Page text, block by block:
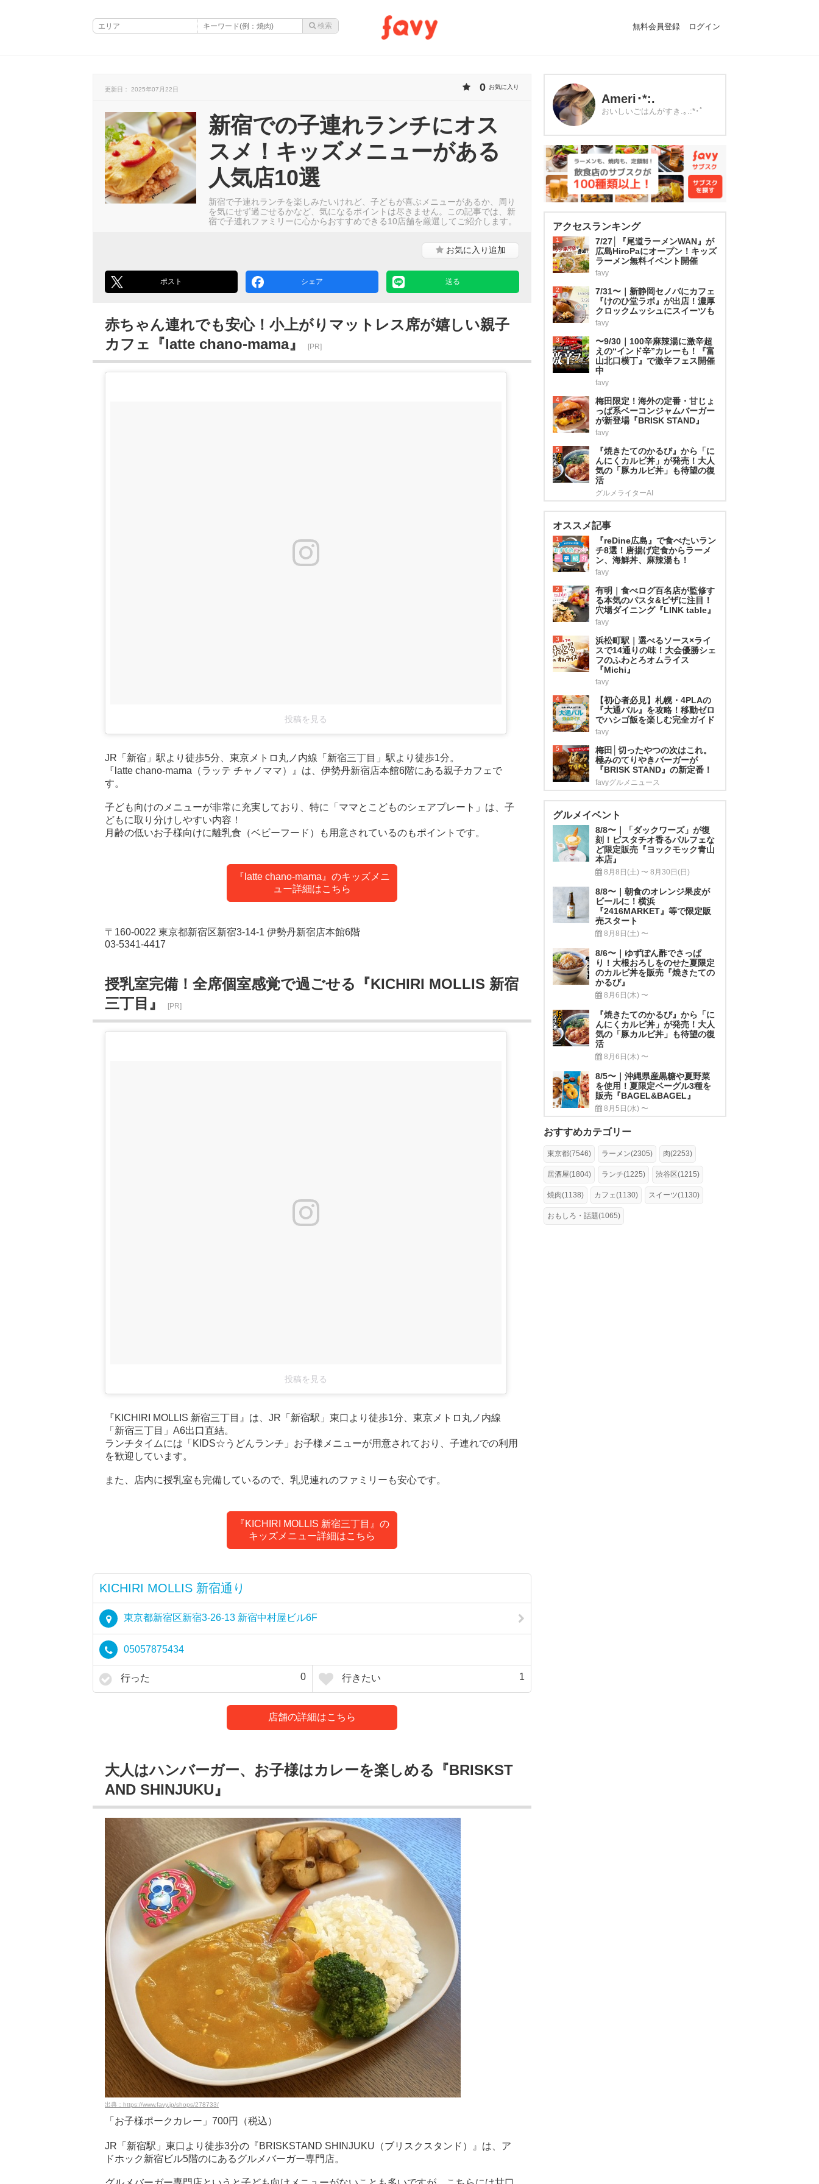
無料会員登録 ログイン
更新日： 2025年07月22日 0 お気に入り
新宿での子連れランチにオス
スメ！キッズメニューがある
人気店10選
新宿で子連れランチを楽しみたいけれど、子どもが喜ぶメニューがあるか、周り
を気にせず過ごせるかなど、気になるポイントは尽きません。この記事では、新
宿で子連れファミリーに心からおすすめできる10店舗を厳選してご紹介します。
お気に入り追加
ポスト シェア 送る
赤ちゃん連れでも安心！小上がりマットレス席が嬉しい親子
カフェ『latte chano-mama』
[PR]
投稿を見る
JR「新宿」駅より徒歩5分、東京メトロ丸ノ内線「新宿三丁目」駅より徒歩1分。
『latte chano-mama（ラッテ チャノママ）』は、伊勢丹新宿店本館6階にある親子カフェで
す。
子ども向けのメニューが非常に充実しており、特に「ママとこどものシェアプレート」は、子
どもに取り分けしやすい内容！
月齢の低いお子様向けに離乳食（ベビーフード）も用意されているのもポイントです。
『latte chano-mama』のキッズメニ
ュー詳細はこちら
〒160-0022 東京都新宿区新宿3-14-1 伊勢丹新宿店本館6階
03-5341-4417
授乳室完備！全席個室感覚で過ごせる『KICHIRI MOLLIS 新宿
三丁目』
[PR]
投稿を見る
『KICHIRI MOLLIS 新宿三丁目』は、JR「新宿駅」東口より徒歩1分、東京メトロ丸ノ内線
「新宿三丁目」A6出口直結。
ランチタイムには「KIDS☆うどんランチ」お子様メニューが用意されており、子連れでの利用
を歓迎しています。
また、店内に授乳室も完備しているので、乳児連れのファミリーも安心です。
『KICHIRI MOLLIS 新宿三丁目』の
キッズメニュー詳細はこちら
KICHIRI MOLLIS 新宿通り
東京都新宿区新宿3-26-13 新宿中村屋ビル6F
05057875434
行った 0 行きたい 1
店舗の詳細はこちら
大人はハンバーガー、お子様はカレーを楽しめる『BRISKST
AND SHINJUKU』
出典：https://www.favy.jp/shops/278733/
「お子様ポークカレー」700円（税込）
JR「新宿駅」東口より徒歩3分の『BRISKSTAND SHINJUKU（ブリスクスタンド）』は、ア
ドホック新宿ビル5階のにあるグルメバーガー専門店。
Ameri･*:.
おいしいごはんがすき.｡.:*･ﾟ
アクセスランキング
1
7/27│『尾道ラーメンWAN』が
広島HiroPaにオープン！キッズ
ラーメン無料イベント開催
favy
2
7/31〜｜新静岡セノバにカフェ
『けのひ堂ラボ』が出店！濃厚
クロックムッシュにスイーツも
favy
3
〜9/30｜100辛麻辣湯に激辛超
えの“インド辛”カレーも！『富
山北口横丁』で激辛フェス開催
中
favy
4
梅田限定！海外の定番・甘じょ
っぱ系ベーコンジャムバーガー
が新登場『BRISK STAND』
favy
5
『焼きたてのかるび』から「に
んにくカルビ丼」が発売！大人
気の「豚カルビ丼」も待望の復
活
グルメライターAI
オススメ記事
1
『reDine広島』で食べたいラン
チ8選！唐揚げ定食からラーメ
ン、海鮮丼、麻辣湯も！
favy
2
有明｜食べログ百名店が監修す
る本気のパスタ&ピザに注目！
穴場ダイニング『LINK table』
favy
3
浜松町駅｜選べるソース×ライ
スで14通りの味！大会優勝シェ
フのふわとろオムライス
『Michi』
favy
4
【初心者必見】札幌・4PLAの
『大通バル』を攻略！移動ゼロ
でハシゴ飯を楽しむ完全ガイド
favy
5
梅田│切ったやつの次はこれ。
極みのてりやきバーガーが
『BRISK STAND』の新定番！
favyグルメニュース
グルメイベント
8/8〜｜「ダックワーズ」が復
刻！ピスタチオ香るパルフェな
ど限定販売『ヨックモック青山
本店』
8月8日(土) 〜 8月30日(日)
8/8〜｜朝食のオレンジ果皮が
ビールに！横浜
『2416MARKET』等で限定販
売スタート
8月8日(土) 〜
8/6〜｜ゆずぽん酢でさっぱ
り！大根おろしをのせた夏限定
のカルビ丼を販売『焼きたての
かるび』
8月6日(木) 〜
『焼きたてのかるび』から「に
んにくカルビ丼」が発売！大人
気の「豚カルビ丼」も待望の復
活
8月6日(木) 〜
8/5〜｜沖縄県産黒糖や夏野菜
を使用！夏限定ベーグル3種を
販売『BAGEL&BAGEL』
8月5日(水) 〜
おすすめカテゴリー
東京都(7546) ラーメン(2305) 肉(2253)
居酒屋(1804) ランチ(1225) 渋谷区(1215)
焼肉(1138) カフェ(1130) スイーツ(1130)
おもしろ・話題(1065)